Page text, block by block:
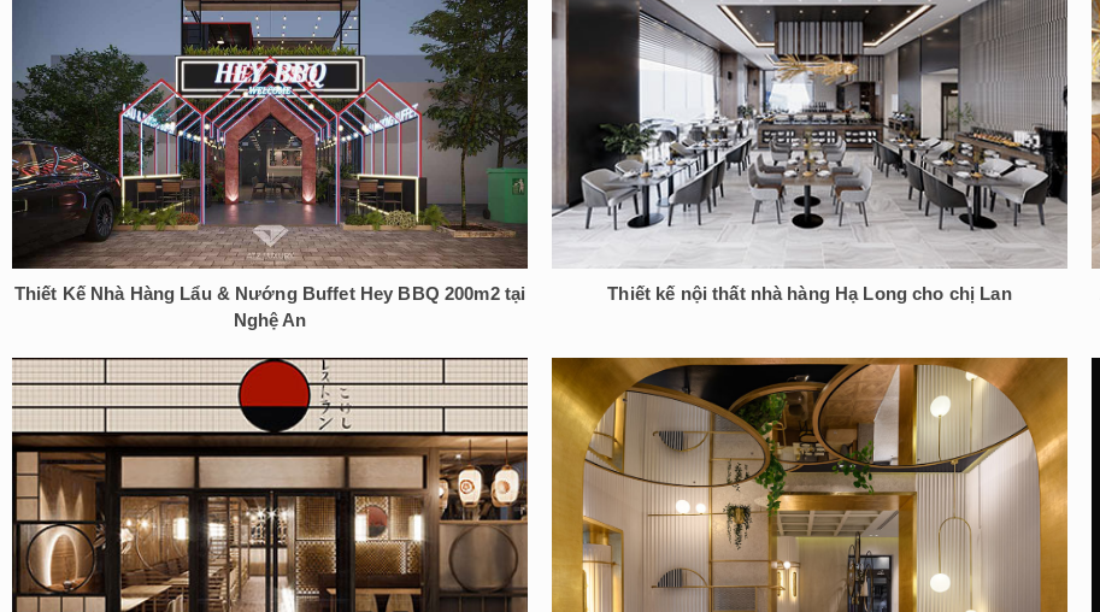
Thiết Kế Nhà Hàng Lẩu & Nướng Buffet Hey BBQ 200m2 tại
Nghệ An
Thiết kế nội thất nhà hàng Hạ Long cho chị Lan